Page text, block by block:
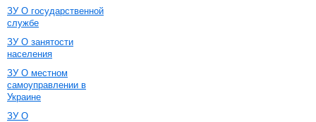
ЗУ О государственной
службе
ЗУ О занятости
населения
ЗУ О местном
самоуправлении в
Украине
ЗУ О